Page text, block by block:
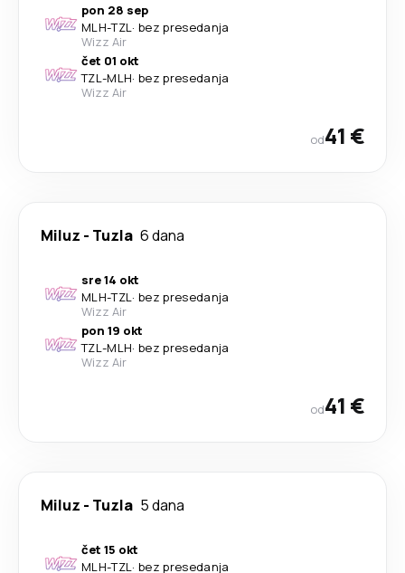
pon 28 sep
MLH-TZL· bez presedanja
Wizz Air
čet 01 okt
TZL-MLH· bez presedanja
Wizz Air
od41 €
Miluz - Tuzla 6 dana
sre 14 okt
MLH-TZL· bez presedanja
Wizz Air
pon 19 okt
TZL-MLH· bez presedanja
Wizz Air
od41 €
Miluz - Tuzla 5 dana
čet 15 okt
MLH-TZL· bez presedanja